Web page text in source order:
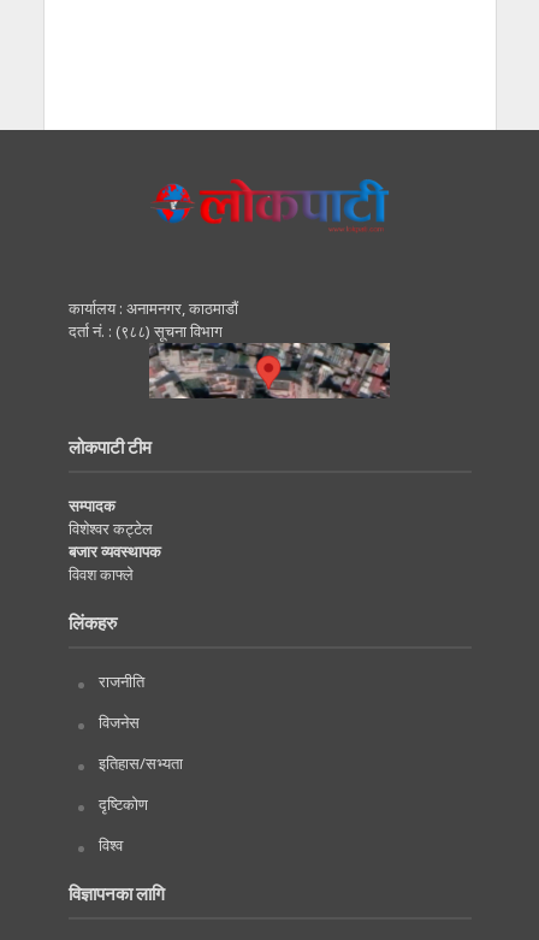
कार्यालय : अनामनगर, काठमाडाैं
दर्ता नं. : (९८८) सूचना विभाग
लोकपाटी टीम
सम्पादक
विशेश्वर कट्टेल
बजार व्यवस्थापक
विवश काफ्ले
लिंकहरु
राजनीति
विजनेस
इतिहास/सभ्यता
दृष्टिकोण
विश्व
विज्ञापनका लागि